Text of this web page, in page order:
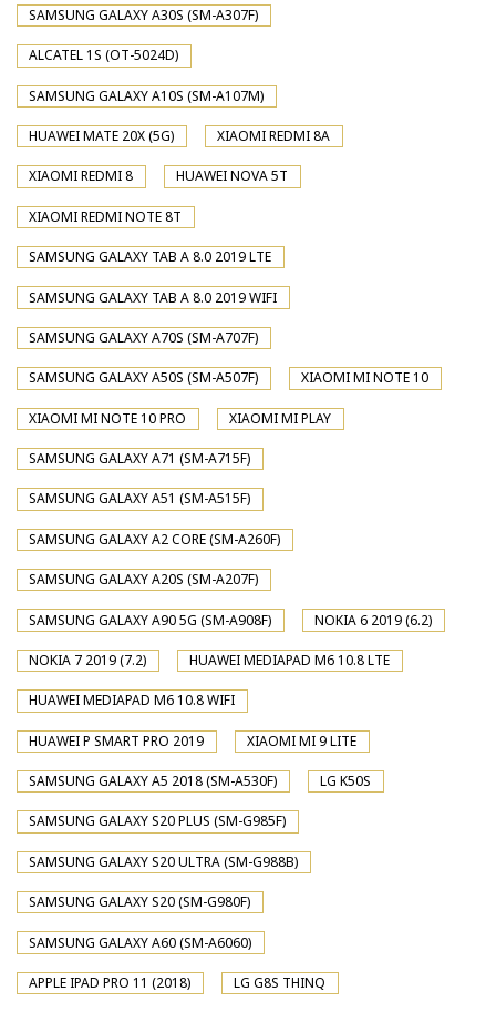
SAMSUNG GALAXY A30S (SM-A307F)
ALCATEL 1S (OT-5024D)
SAMSUNG GALAXY A10S (SM-A107M)
HUAWEI MATE 20X (5G) XIAOMI REDMI 8A
XIAOMI REDMI 8 HUAWEI NOVA 5T
XIAOMI REDMI NOTE 8T
SAMSUNG GALAXY TAB A 8.0 2019 LTE
SAMSUNG GALAXY TAB A 8.0 2019 WIFI
SAMSUNG GALAXY A70S (SM-A707F)
SAMSUNG GALAXY A50S (SM-A507F) XIAOMI MI NOTE 10
XIAOMI MI NOTE 10 PRO XIAOMI MI PLAY
SAMSUNG GALAXY A71 (SM-A715F)
SAMSUNG GALAXY A51 (SM-A515F)
SAMSUNG GALAXY A2 CORE (SM-A260F)
SAMSUNG GALAXY A20S (SM-A207F)
SAMSUNG GALAXY A90 5G (SM-A908F) NOKIA 6 2019 (6.2)
NOKIA 7 2019 (7.2) HUAWEI MEDIAPAD M6 10.8 LTE
HUAWEI MEDIAPAD M6 10.8 WIFI
HUAWEI P SMART PRO 2019 XIAOMI MI 9 LITE
SAMSUNG GALAXY A5 2018 (SM-A530F) LG K50S
SAMSUNG GALAXY S20 PLUS (SM-G985F)
SAMSUNG GALAXY S20 ULTRA (SM-G988B)
SAMSUNG GALAXY S20 (SM-G980F)
SAMSUNG GALAXY A60 (SM-A6060)
APPLE IPAD PRO 11 (2018) LG G8S THINQ